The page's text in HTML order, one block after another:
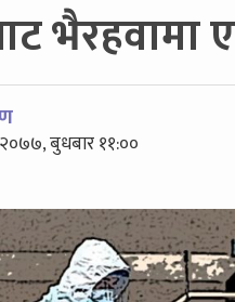
२०७७, बुधबार ११:००